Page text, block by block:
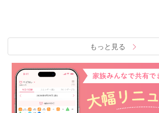
もっと見る